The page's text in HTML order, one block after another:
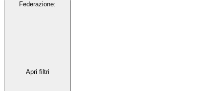
Federazione:
Apri filtri